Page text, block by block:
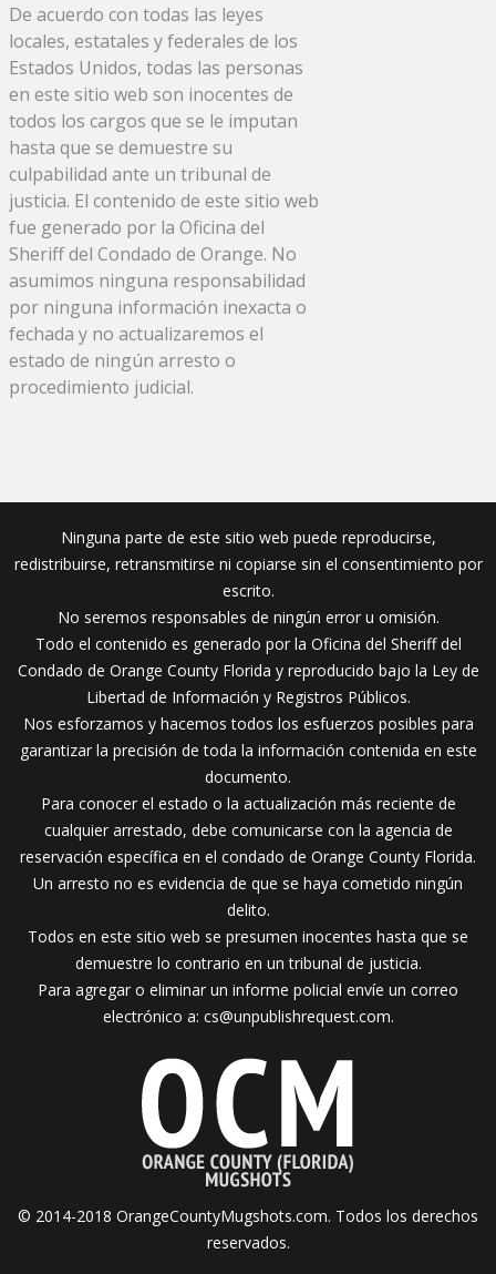
De acuerdo con todas las leyes
locales, estatales y federales de los
Estados Unidos, todas las personas
en este sitio web son inocentes de
todos los cargos que se le imputan
hasta que se demuestre su
culpabilidad ante un tribunal de
justicia. El contenido de este sitio web
fue generado por la Oficina del
Sheriff del Condado de Orange. No
asumimos ninguna responsabilidad
por ninguna información inexacta o
fechada y no actualizaremos el
estado de ningún arresto o
procedimiento judicial.
Ninguna parte de este sitio web puede reproducirse,
redistribuirse, retransmitirse ni copiarse sin el consentimiento por
escrito.
No seremos responsables de ningún error u omisión.
Todo el contenido es generado por la Oficina del Sheriff del
Condado de Orange County Florida y reproducido bajo la Ley de
Libertad de Información y Registros Públicos.
Nos esforzamos y hacemos todos los esfuerzos posibles para
garantizar la precisión de toda la información contenida en este
documento.
Para conocer el estado o la actualización más reciente de
cualquier arrestado, debe comunicarse con la agencia de
reservación específica en el condado de Orange County Florida.
Un arresto no es evidencia de que se haya cometido ningún
delito.
Todos en este sitio web se presumen inocentes hasta que se
demuestre lo contrario en un tribunal de justicia.
Para agregar o eliminar un informe policial envíe un correo
electrónico a: cs@unpublishrequest.com.
© 2014-2018 OrangeCountyMugshots.com. Todos los derechos
reservados.